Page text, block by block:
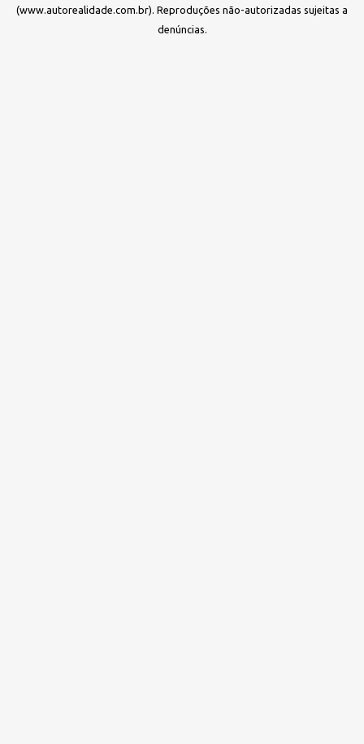
(www.autorealidade.com.br). Reproduções não-autorizadas sujeitas a
denúncias.